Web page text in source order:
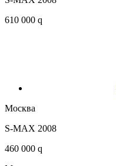
610 000 q
Москва
S-MAX 2008
460 000 q